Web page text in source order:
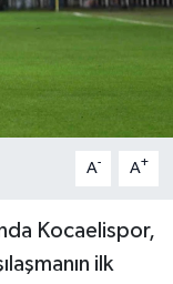
A- A+
Kocaelispor,
ilk